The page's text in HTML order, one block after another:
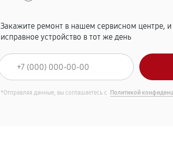
Закажите ремонт в нашем сервисном центре,
исправное устройство в тот же день
*Отправляя данные, вы соглашаетесь с Политикой